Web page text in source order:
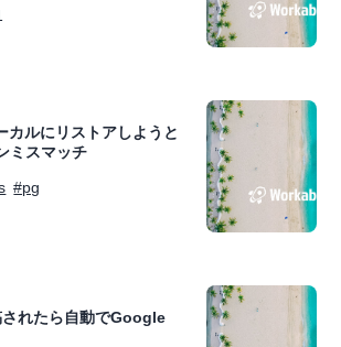
ルにリストアしようと
ミスマッチ
#pg
れたら自動でGoogle